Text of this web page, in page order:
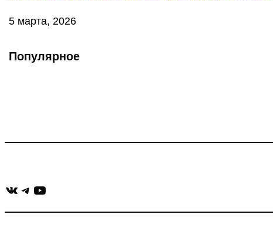
5 марта, 2026
Популярное
ВКонтакте
Telegram
YouTube